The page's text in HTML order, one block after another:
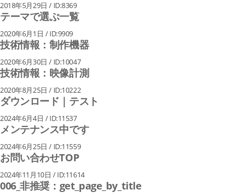
2018年5月29日 / ID:8369
テーマで選ぶ一覧
2020年6月1日 / ID:9909
技術情報：制作機器
2020年6月30日 / ID:10047
技術情報：映像計測
2020年8月25日 / ID:10222
ダウンロード｜テスト
2024年6月4日 / ID:11537
メンテナンス中です
2024年6月25日 / ID:11559
お問い合わせTOP
2024年11月10日 / ID:11614
006_非推奨：get_page_by_title